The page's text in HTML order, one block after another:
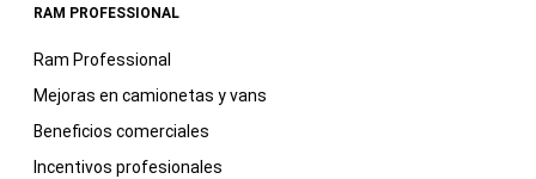
RAM PROFESSIONAL
Ram Professional
Mejoras en camionetas y vans
Beneficios comerciales
Incentivos profesionales